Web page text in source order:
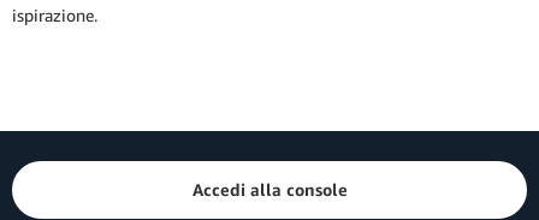
ispirazione.
Accedi alla console